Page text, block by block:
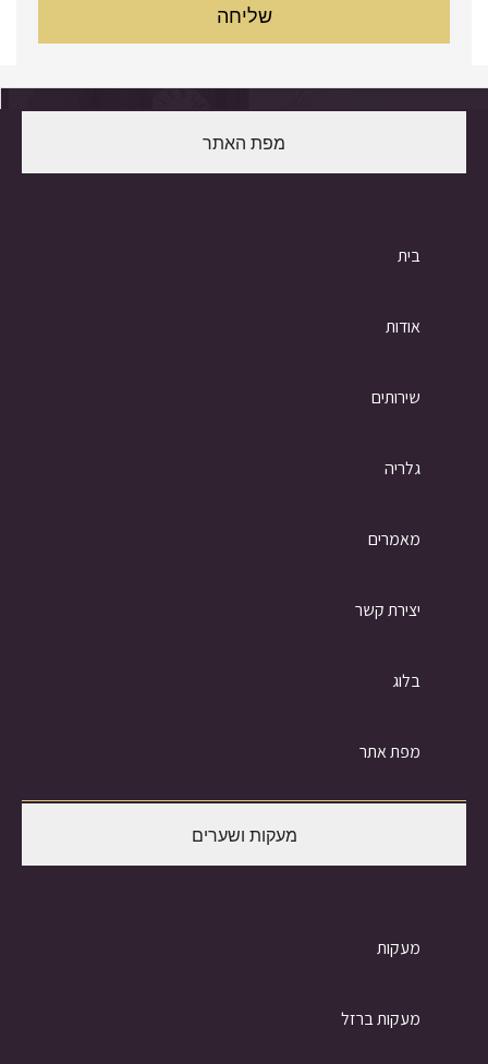
מפת האתר
בית
אודות
שירותים
גלריה
מאמרים
יצירת קשר
בלוג
מפת אתר
מעקות ושערים
מעקות
מעקות ברזל